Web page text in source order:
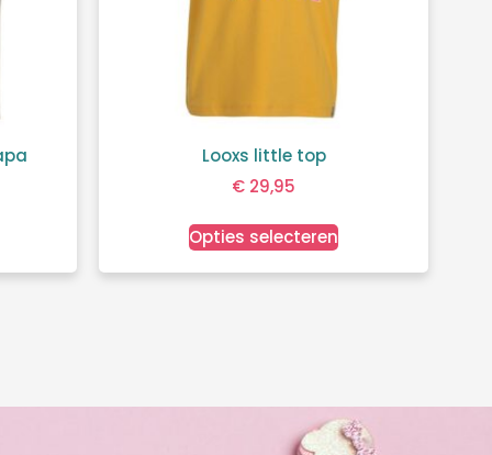
Looxs little top
€ 29,95
Opties selecteren